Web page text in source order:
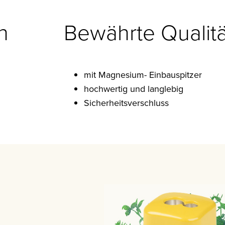
Bewährte
mit Magnesium- Einbauspitzer
hochwertig und langlebig
Sicherheitsverschluss